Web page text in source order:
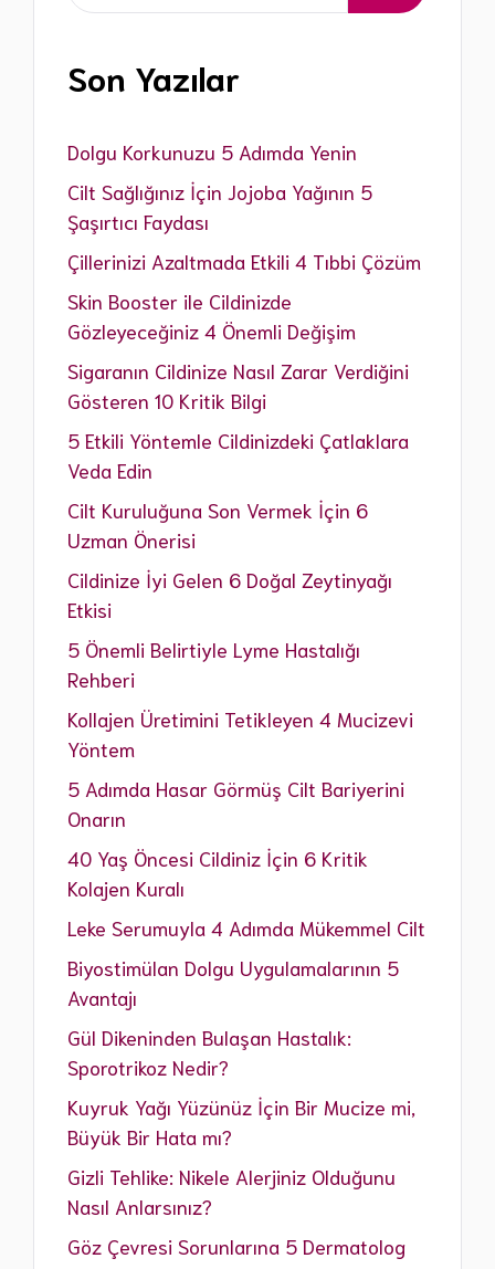
Son Yazılar
Dolgu Korkunuzu 5 Adımda Yenin
Cilt Sağlığınız İçin Jojoba Yağının 5
Şaşırtıcı Faydası
Çillerinizi Azaltmada Etkili 4 Tıbbi Çözüm
Skin Booster ile Cildinizde
Gözleyeceğiniz 4 Önemli Değişim
Sigaranın Cildinize Nasıl Zarar Verdiğini
Gösteren 10 Kritik Bilgi
5 Etkili Yöntemle Cildinizdeki Çatlaklara
Veda Edin
Cilt Kuruluğuna Son Vermek İçin 6
Uzman Önerisi
Cildinize İyi Gelen 6 Doğal Zeytinyağı
Etkisi
5 Önemli Belirtiyle Lyme Hastalığı
Rehberi
Kollajen Üretimini Tetikleyen 4 Mucizevi
Yöntem
5 Adımda Hasar Görmüş Cilt Bariyerini
Onarın
40 Yaş Öncesi Cildiniz İçin 6 Kritik
Kolajen Kuralı
Leke Serumuyla 4 Adımda Mükemmel Cilt
Biyostimülan Dolgu Uygulamalarının 5
Avantajı
Gül Dikeninden Bulaşan Hastalık:
Sporotrikoz Nedir?
Kuyruk Yağı Yüzünüz İçin Bir Mucize mi,
Büyük Bir Hata mı?
Gizli Tehlike: Nikele Alerjiniz Olduğunu
Nasıl Anlarsınız?
Göz Çevresi Sorunlarına 5 Dermatolog